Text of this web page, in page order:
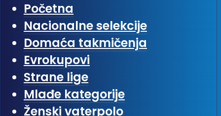
Početna
Nacionalne selekcije
Domaća takmičenja
Evrokupovi
Strane lige
Mlađe kategorije
Ženski vaterpolo